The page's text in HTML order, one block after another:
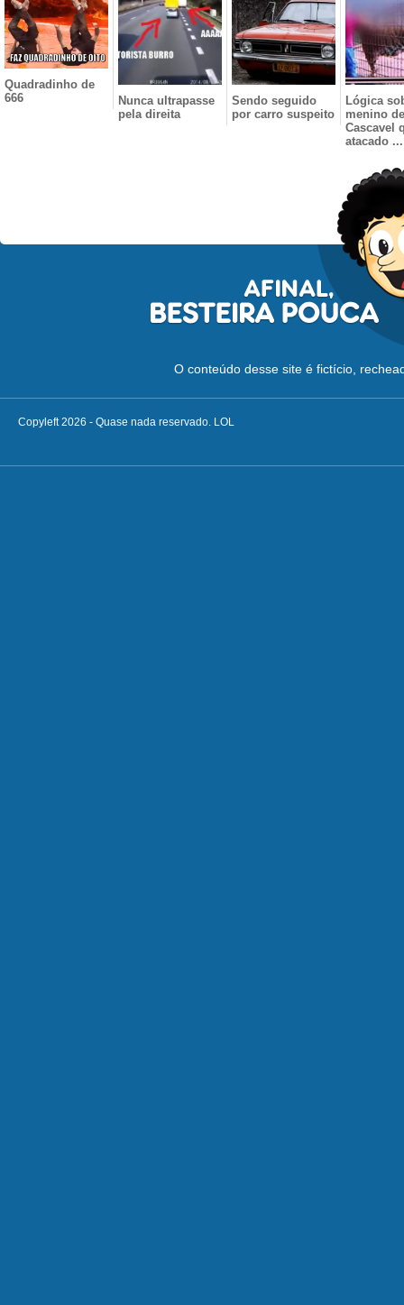
Quadradinho de
666
Nunca ultrapasse
pela direita
Sendo seguido
por carro suspeito
Lógica
menino de
Cascavel
atacado ...
O conteúdo desse site é fictício,
Copyleft 2026 - Quase nada reservado. LOL